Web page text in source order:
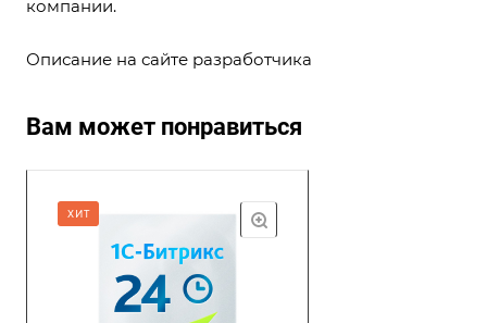
компании.
Описание на сайте разработчика
Вам может понравиться
ХИТ